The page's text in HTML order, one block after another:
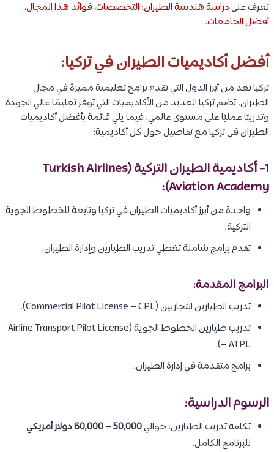
تعرف علىدراسة هندسة الطيران: التخصصات، فوائد هذا المجال،
أفضل الجامعات.
أفضل أكاديميات الطيران في تركيا:
تركيا تعد من أبرز الدول التي تقدم برامج تعليمية مميزة في مجال
الطيران. تضم تركيا العديد من الأكاديميات التي توفر تعليمًا عالي الجودة
وتدريبًا عمليًا على مستوى عالمي. فيما يلي قائمة بأفضل أكاديميات
الطيران في تركيا مع تفاصيل حول كل أكاديمية:
1- أكاديمية الطيران التركية (Turkish Airlines
Aviation Academy):
واحدة من أبرز أكاديميات الطيران في تركيا وتابعة للخطوط الجوية
التركية.
تقدم برامج شاملة تغطي تدريب الطيارين وإدارة الطيران.
البرامج المقدمة:
تدريب الطيارين التجاريين (Commercial Pilot License – CPL).
تدريب طيارين الخطوط الجوية (Airline Transport Pilot License
– ATPL).
برامج متقدمة في إدارة الطيران.
الرسوم الدراسية:
تكلفة تدريب الطيارين: حوالي50,000 – 60,000 دولار أمريكي
للبرنامج الكامل.